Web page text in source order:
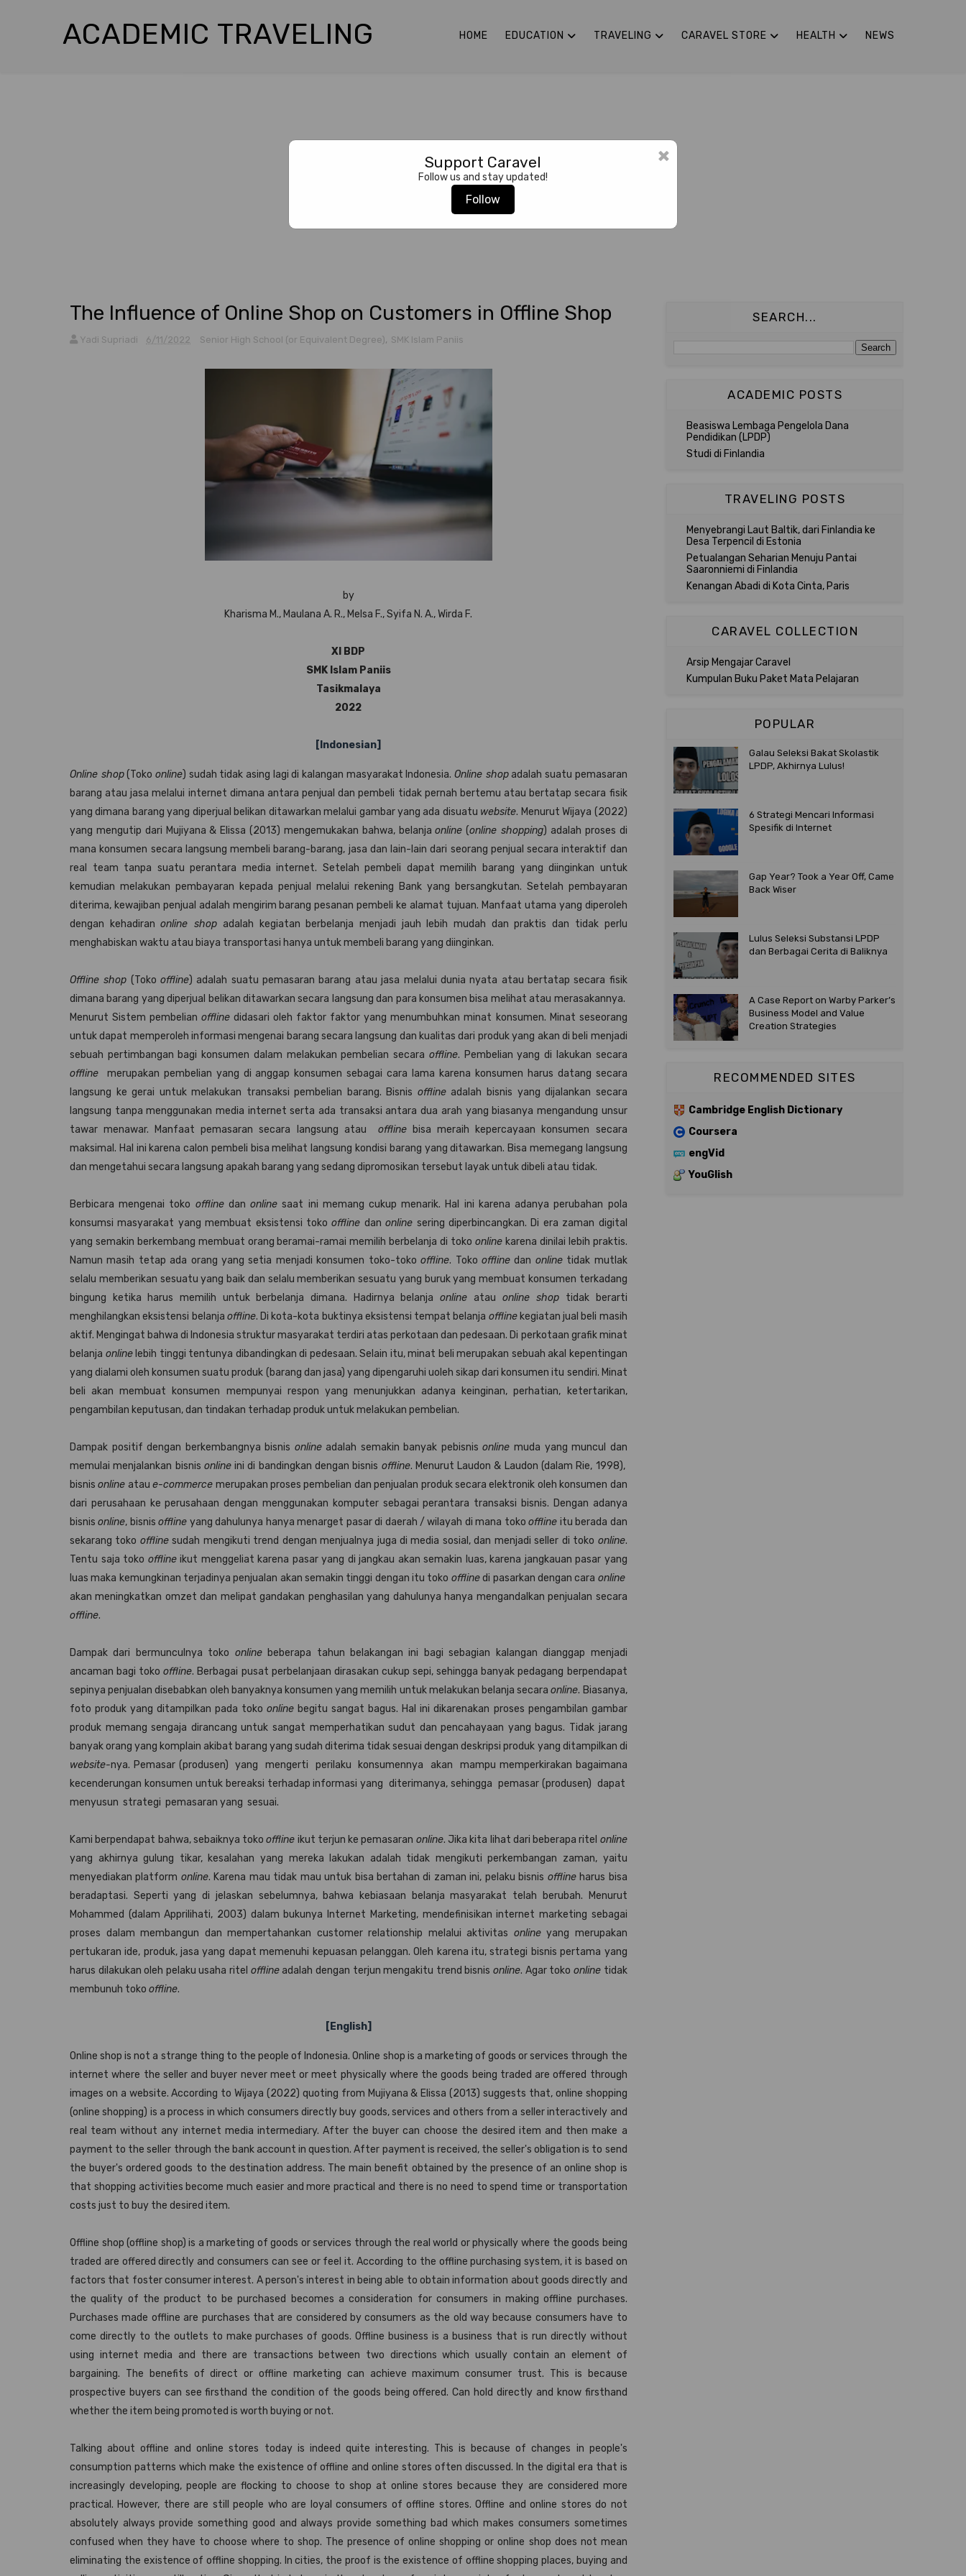
×
Support Caravel
Follow us and stay updated!
Follow
ACADEMIC TRAVELING HOME EDUCATION TRAVELING CARAVEL STORE HEALTH NEWS
The Influence of Online Shop on Customers in Offline Shop
Yadi Supriadi 6/11/2022 Senior High School (or Equivalent Degree), SMK Islam Paniis
by
Kharisma M., Maulana A. R., Melsa F., Syifa N. A., Wirda F.
XI BDP
SMK Islam Paniis
Tasikmalaya
2022
[Indonesian]
Online shop(Toko online) sudah tidak asing lagi di kalangan masyarakat Indonesia. Online shopadalah suatu pemasaran
barang atau jasa melalui internet dimana antara penjual dan pembeli tidak pernah bertemu atau bertatap secara fisik
yang dimana barang yang diperjual belikan ditawarkan melalui gambar yang ada disuatu website. Menurut Wijaya (2022)
yang mengutip dari Mujiyana & Elissa (2013) mengemukakan bahwa, belanjaonline (online shopping) adalah proses di
mana konsumen secara langsung membeli barang-barang, jasa dan lain-lain dari seorang penjual secara interaktif dan
real team tanpa suatu perantara media internet. Setelah pembeli dapat memilih barang yang diinginkan untuk
kemudian melakukan pembayaran kepada penjual melalui rekening Bank yang bersangkutan. Setelah pembayaran
diterima, kewajiban penjual adalah mengirim barang pesanan pembeli ke alamat tujuan. Manfaat utama yang diperoleh
dengan kehadiranonline shop adalah kegiatan berbelanja menjadi jauh lebih mudah dan praktis dan tidak perlu
menghabiskan waktu atau biaya transportasi hanya untuk membeli barang yang diinginkan.
Offline shop (Tokooffline) adalah suatu pemasaran barang atau jasa melalui dunia nyata atau bertatap secara fisik
dimana barang yang diperjual belikan ditawarkan secara langsung dan para konsumen bisa melihat atau merasakannya.
Menurut Sistem pembelianoffline didasari oleh faktor faktor yang menumbuhkan minat konsumen. Minat seseorang
untuk dapat memperoleh informasi mengenai barang secara langsung dan kualitas dari produk yang akan di beli menjadi
sebuah pertimbangan bagi konsumen dalam melakukan pembelian secara offline. Pembelian yang di lakukan secara
offline merupakan pembelian yang di anggap konsumen sebagai cara lama karena konsumen harus datang secara
langsung ke gerai untuk melakukan transaksi pembelian barang. Bisnis offlineadalah bisnis yang dijalankan secara
langsung tanpa menggunakan media internet serta ada transaksi antara dua arah yang biasanya mengandung unsur
tawar menawar. Manfaat pemasaran secara langsung atau offlinebisa meraih kepercayaan konsumen secara
maksimal. Hal ini karena calon pembeli bisa melihat langsung kondisi barang yang ditawarkan. Bisa memegang langsung
dan mengetahui secara langsung apakah barang yang sedang dipromosikan tersebut layak untuk dibeli atau tidak.
Berbicara mengenai toko offlinedanonline saat ini memang cukup menarik. Hal ini karena adanya perubahan pola
konsumsi masyarakat yang membuat eksistensi tokooffline danonline sering diperbincangkan. Di era zaman digital
yang semakin berkembang membuat orang beramai-ramai memilih berbelanja di toko online karena dinilai lebih praktis.
Namun masih tetap ada orang yang setia menjadi konsumen toko-tokooffline. Toko offlinedan onlinetidak mutlak
selalu memberikan sesuatu yang baik dan selalu memberikan sesuatu yang buruk yang membuat konsumen terkadang
bingung ketika harus memilih untuk berbelanja dimana. Hadirnya belanjaonline atau online shop tidak berarti
menghilangkan eksistensi belanja offline. Di kota-kota buktinya eksistensi tempat belanja offlinekegiatan jual beli masih
aktif. Mengingat bahwa di Indonesia struktur masyarakat terdiri atas perkotaan dan pedesaan. Di perkotaan grafik minat
belanja onlinelebih tinggi tentunya dibandingkan di pedesaan. Selain itu, minat beli merupakan sebuah akal kepentingan
yang dialami oleh konsumen suatu produk (barang dan jasa) yang dipengaruhi uoleh sikap dari konsumen itu sendiri. Minat
beli akan membuat konsumen mempunyai respon yang menunjukkan adanya keinginan, perhatian, ketertarikan,
pengambilan keputusan, dan tindakan terhadap produk untuk melakukan pembelian.
Dampak positif dengan berkembangnya bisnis onlineadalah semakin banyak pebisnisonline muda yang muncul dan
memulai menjalankan bisnis onlineini di bandingkan dengan bisnis offline. Menurut Laudon & Laudon (dalam Rie, 1998),
bisnisonline ataue-commerce merupakan proses pembelian dan penjualan produk secara elektronik oleh konsumen dan
dari perusahaan ke perusahaan dengan menggunakan komputer sebagai perantara transaksi bisnis. Dengan adanya
bisnisonline, bisnisoffline yang dahulunya hanya menarget pasar di daerah / wilayah di mana tokooffline itu berada dan
sekarang toko offlinesudah mengikuti trend dengan menjualnya juga di media sosial, dan menjadi seller di toko online.
Tentu saja toko offlineikut menggeliat karena pasar yang di jangkau akan semakin luas, karena jangkauan pasar yang
luas maka kemungkinan terjadinya penjualan akan semakin tinggi dengan itu toko offlinedi pasarkan dengan cara online
akan meningkatkan omzet dan melipat gandakan penghasilan yang dahulunya hanya mengandalkan penjualan secara
offline.
Dampak dari bermunculnya toko onlinebeberapa tahun belakangan ini bagi sebagian kalangan dianggap menjadi
ancaman bagi tokooffline. Berbagai pusat perbelanjaan dirasakan cukup sepi, sehingga banyak pedagang berpendapat
sepinya penjualan disebabkan oleh banyaknya konsumen yang memilih untuk melakukan belanja secaraonline. Biasanya,
foto produk yang ditampilkan pada tokoonline begitu sangat bagus. Hal ini dikarenakan proses pengambilan gambar
produk memang sengaja dirancang untuk sangat memperhatikan sudut dan pencahayaan yang bagus. Tidak jarang
banyak orang yang komplain akibat barang yang sudah diterima tidak sesuai dengan deskripsi produk yang ditampilkan di
website-nya. Pemasar (produsen) yang mengerti perilaku konsumennya akan mampu memperkirakan bagaimana
kecenderungan konsumen untuk bereaksi terhadap informasi yang diterimanya, sehingga pemasar (produsen) dapat
menyusun strategi pemasaran yang sesuai.
Kami berpendapat bahwa, sebaiknya tokooffline ikut terjun ke pemasaran online. Jika kita lihat dari beberapa ritel online
yang akhirnya gulung tikar, kesalahan yang mereka lakukan adalah tidak mengikuti perkembangan zaman, yaitu
menyediakan platform online. Karena mau tidak mau untuk bisa bertahan di zaman ini, pelaku bisnis offlineharus bisa
beradaptasi. Seperti yang di jelaskan sebelumnya, bahwa kebiasaan belanja masyarakat telah berubah. Menurut
Mohammed (dalam Apprilihati, 2003) dalam bukunya Internet Marketing, mendefinisikan internet marketing sebagai
proses dalam membangun dan mempertahankan customer relationship melalui aktivitas onlineyang merupakan
pertukaran ide, produk, jasa yang dapat memenuhi kepuasan pelanggan. Oleh karena itu, strategi bisnis pertama yang
harus dilakukan oleh pelaku usaha ritel offlineadalah dengan terjun mengakitu trend bisnisonline. Agar toko online tidak
membunuh toko offline.
[English]
Online shop is not a strange thing to the people of Indonesia. Online shop is a marketing of goods or services through the
internet where the seller and buyer never meet or meet physically where the goods being traded are offered through
images on a website. According to Wijaya (2022) quoting from Mujiyana & Elissa (2013) suggests that, online shopping
(online shopping) is a process in which consumers directly buy goods, services and others from a seller interactively and
real team without any internet media intermediary. After the buyer can choose the desired item and then make a
payment to the seller through the bank account in question. After payment is received, the seller's obligation is to send
the buyer's ordered goods to the destination address. The main benefit obtained by the presence of an online shop is
that shopping activities become much easier and more practical and there is no need to spend time or transportation
costs just to buy the desired item.
Offline shop (offline shop) is a marketing of goods or services through the real world or physically where the goods being
traded are offered directly and consumers can see or feel it. According to the offline purchasing system, it is based on
factors that foster consumer interest. A person's interest in being able to obtain information about goods directly and
the quality of the product to be purchased becomes a consideration for consumers in making offline purchases.
Purchases made offline are purchases that are considered by consumers as the old way because consumers have to
come directly to the outlets to make purchases of goods. Offline business is a business that is run directly without
using internet media and there are transactions between two directions which usually contain an element of
bargaining. The benefits of direct or offline marketing can achieve maximum consumer trust. This is because
prospective buyers can see firsthand the condition of the goods being offered. Can hold directly and know firsthand
whether the item being promoted is worth buying or not.
Talking about offline and online stores today is indeed quite interesting. This is because of changes in people's
consumption patterns which make the existence of offline and online stores often discussed. In the digital era that is
increasingly developing, people are flocking to choose to shop at online stores because they are considered more
practical. However, there are still people who are loyal consumers of offline stores. Offline and online stores do not
absolutely always provide something good and always provide something bad which makes consumers sometimes
confused when they have to choose where to shop. The presence of online shopping or online shop does not mean
eliminating the existence of offline shopping. In cities, the proof is the existence of offline shopping places, buying and
SEARCH...
ACADEMIC POSTS
Beasiswa Lembaga Pengelola Dana
Pendidikan (LPDP)
Studi di Finlandia
TRAVELING POSTS
Menyebrangi Laut Baltik, dari Finlandia ke
Desa Terpencil di Estonia
Petualangan Seharian Menuju Pantai
Saaronniemi di Finlandia
Kenangan Abadi di Kota Cinta, Paris
CARAVEL COLLECTION
Arsip Mengajar Caravel
Kumpulan Buku Paket Mata Pelajaran
POPULAR
Galau Seleksi Bakat Skolastik
LPDP, Akhirnya Lulus!
6 Strategi Mencari Informasi
Spesifik di Internet
Gap Year? Took a Year Off, Came
Back Wiser
Lulus Seleksi Substansi LPDP
dan Berbagai Cerita di Baliknya
A Case Report on Warby Parker’s
Business Model and Value
Creation Strategies
RECOMMENDED SITES
Cambridge English Dictionary
Coursera
engVid
YouGlish